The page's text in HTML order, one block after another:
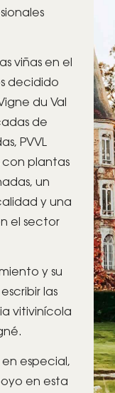
viñas en el
decidido
du Val
de
PVVL
plantas
un
y una
el sector
y su
las
vitivinícola
especial,
en esta